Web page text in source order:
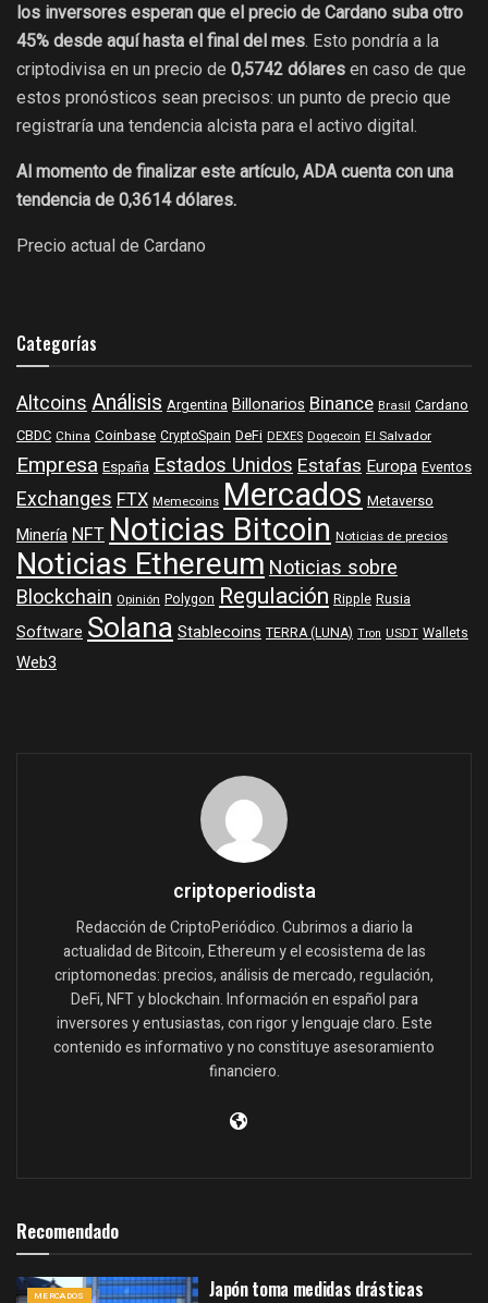
los inversores esperan que el precio de Cardano suba otro
45% desde aquí hasta el final del mes. Esto pondría a la
criptodivisa en un precio de 0,5742 dólares en caso de que
estos pronósticos sean precisos: un punto de precio que
registraría una tendencia alcista para el activo digital.
Al momento de finalizar este artículo, ADA cuenta con una
tendencia de 0,3614 dólares.
Precio actual de Cardano
Categorías
Altcoins Análisis Argentina Billonarios Binance Brasil Cardano
CBDC China Coinbase CryptoSpain DeFi DEXES Dogecoin El Salvador
Empresa España Estados Unidos Estafas Europa Eventos
Exchanges FTX Memecoins Mercados Metaverso
Minería NFTNoticias Bitcoin Noticias de precios
Noticias EthereumNoticias sobre
Blockchain Opinión Polygon Regulación Ripple Rusia
Software Solana Stablecoins TERRA (LUNA) Tron USDT Wallets
Web3
criptoperiodista
Redacción de CriptoPeriódico. Cubrimos a diario la
actualidad de Bitcoin, Ethereum y el ecosistema de las
criptomonedas: precios, análisis de mercado, regulación,
DeFi, NFT y blockchain. Información en español para
inversores y entusiastas, con rigor y lenguaje claro. Este
contenido es informativo y no constituye asesoramiento
financiero.
Recomendado
MERCADOS
Japón toma medidas drásticas